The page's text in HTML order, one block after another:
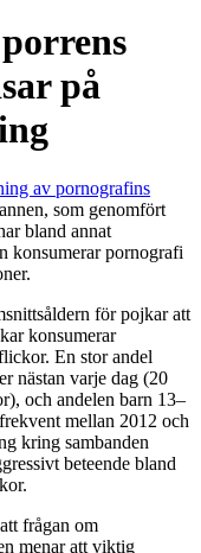
på
av pornografins
som genomfört
bland annat
konsumerar pornografi
för pojkar att
konsumerar
En stor andel
nästan varje dag (20
och andelen barn 13–
mellan 2012 och
kring sambanden
beteende bland
frågan om
menar att viktig